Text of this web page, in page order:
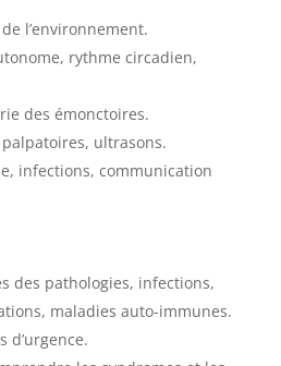
l’environnement.
rythme circadien,
des émonctoires.
ultrasons.
infections, communication
des pathologies, infections,
maladies auto-immunes.
d’urgence.